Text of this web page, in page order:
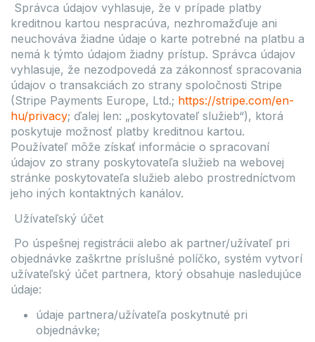
Správca údajov vyhlasuje, že v prípade platby
kreditnou kartou nespracúva, nezhromažďuje ani
neuchováva žiadne údaje o karte potrebné na platbu a
nemá k týmto údajom žiadny prístup. Správca údajov
vyhlasuje, že nezodpovedá za zákonnosť spracovania
údajov o transakciách zo strany spoločnosti Stripe
(Stripe Payments Europe, Ltd.; https://stripe.com/en-
hu/privacy; ďalej len: „poskytovateľ služieb“), ktorá
poskytuje možnosť platby kreditnou kartou.
Používateľ môže získať informácie o spracovaní
údajov zo strany poskytovateľa služieb na webovej
stránke poskytovateľa služieb alebo prostredníctvom
jeho iných kontaktných kanálov.
Užívateľský účet
Po úspešnej registrácii alebo ak partner/užívateľ pri
objednávke zaškrtne príslušné políčko, systém vytvorí
užívateľský účet partnera, ktorý obsahuje nasledujúce
údaje:
údaje partnera/užívateľa poskytnuté pri
objednávke;